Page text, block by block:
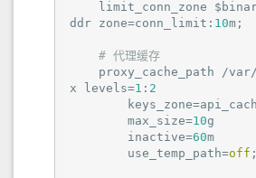
ddr zone=conn_limit: 10m;
# 代理缓存
x levels=1 : 2
        max_size=
10g
        inactive=
60m
        use_temp_path=
off ;